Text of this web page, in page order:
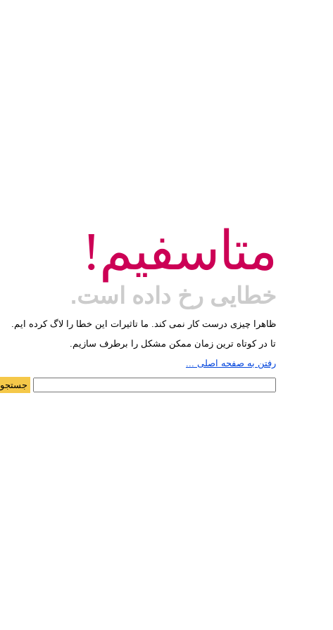
متاسفیم!
خطایی رخ داده است.
ظاهرا چیزی درست کار نمی کند. ما تاثیرات این خطا را لاگ کرده ایم.
تا در کوتاه ترین زمان ممکن مشکل را برطرف سازیم.
رفتن به صفحه اصلی ...
جستجو